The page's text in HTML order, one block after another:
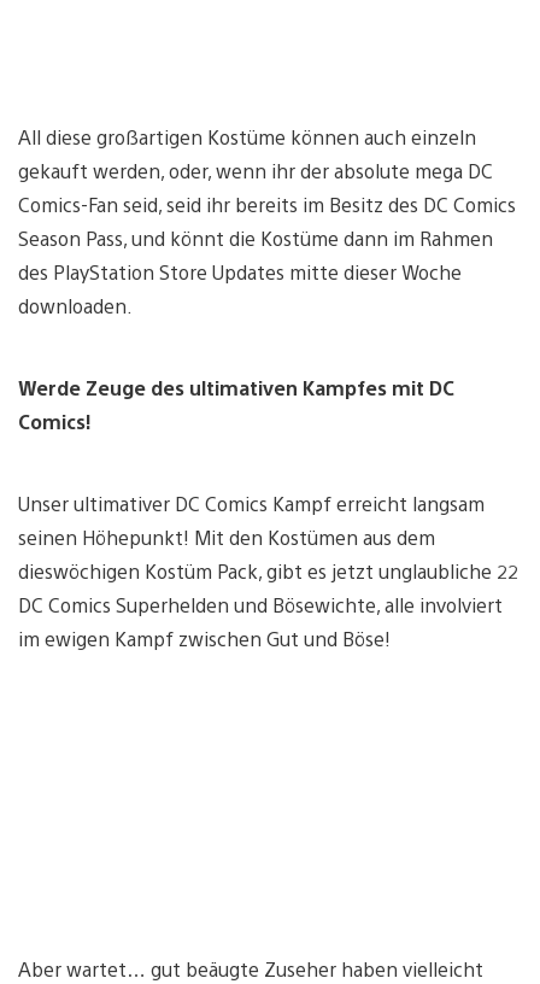
All diese großartigen Kostüme können auch einzeln
gekauft werden, oder, wenn ihr der absolute mega DC
Comics-Fan seid, seid ihr bereits im Besitz des DC Comics
Season Pass, und könnt die Kostüme dann im Rahmen
des PlayStation Store Updates mitte dieser Woche
downloaden.
Werde Zeuge des ultimativen Kampfes mit DC
Comics!
Unser ultimativer DC Comics Kampf erreicht langsam
seinen Höhepunkt! Mit den Kostümen aus dem
dieswöchigen Kostüm Pack, gibt es jetzt unglaubliche 22
DC Comics Superhelden und Bösewichte, alle involviert
im ewigen Kampf zwischen Gut und Böse!
Aber wartet… gut beäugte Zuseher haben vielleicht